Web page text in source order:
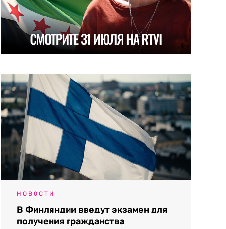
НОВОСТИ
В Финляндии введут экзамен для
получения гражданства